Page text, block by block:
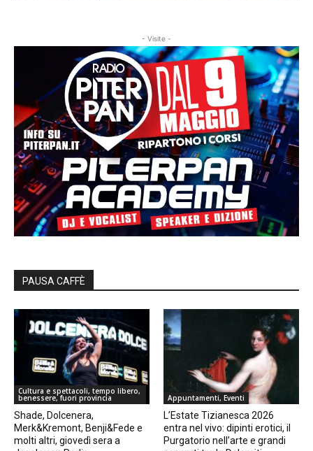
- Visite -
PAUSA CAFFÈ
Cultura e spettacoli, tempo libero,
benessere, fuori provincia
Shade, Dolcenera,
Merk&Kremont, Benji&Fede e
molti altri, giovedì sera a
Appuntamenti, Eventi
L’Estate Tizianesca 2026
entra nel vivo: dipinti erotici, il
Purgatorio nell’arte e grandi